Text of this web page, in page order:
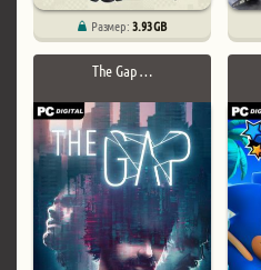
Размер:3.93 GB
The Gap …